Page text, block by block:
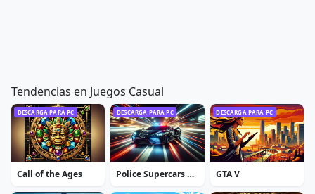
Tendencias en Juegos Casual
DESCARGA PARA PC
Call of the Ages
DESCARGA PARA PC
Police Supercars Racing
DESCARGA PARA PC
GTA V